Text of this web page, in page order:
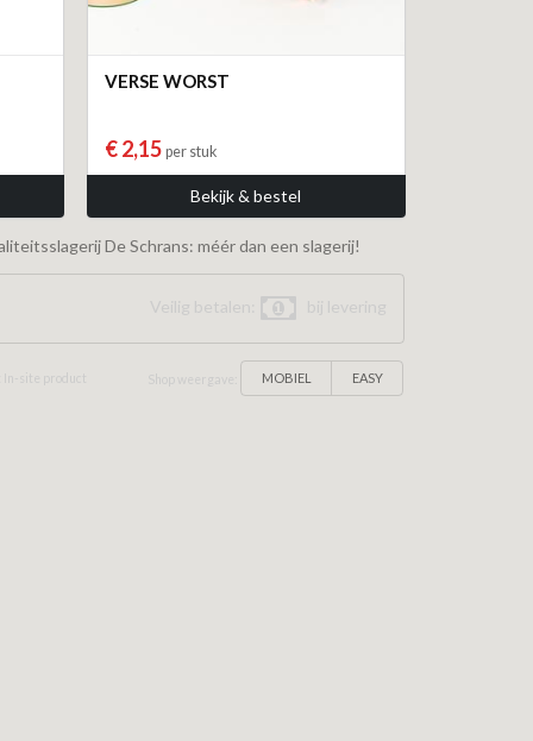
VERSE WORST
€ 2,15 per stuk
Bekijk & bestel
De Schrans: méér dan een slagerij!
MOBIEL EASY